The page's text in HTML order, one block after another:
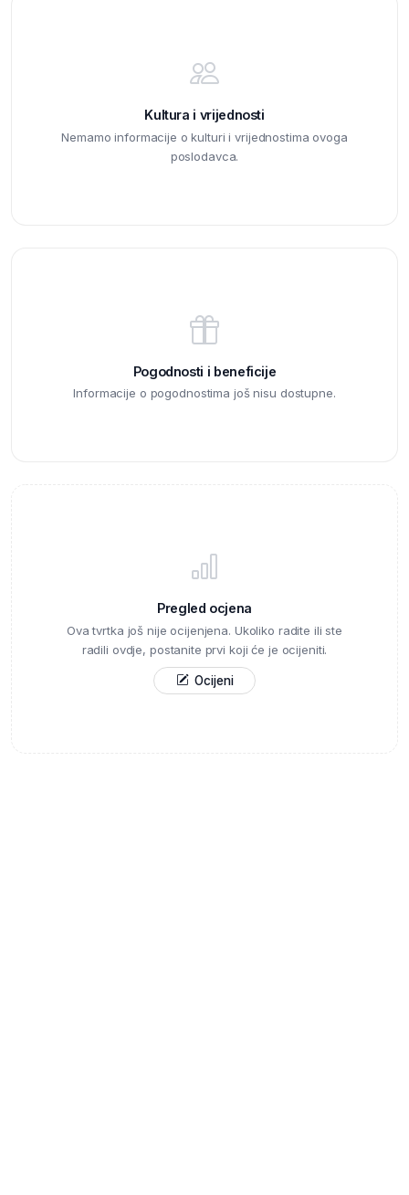
Kultura i vrijednosti
Nemamo informacije o kulturi i vrijednostima ovoga
poslodavca.
Pogodnosti i beneficije
Informacije o pogodnostima još nisu dostupne.
Pregled ocjena
Ova tvrtka još nije ocijenjena. Ukoliko radite ili ste
radili ovdje, postanite prvi koji će je ocijeniti.
Ocijeni